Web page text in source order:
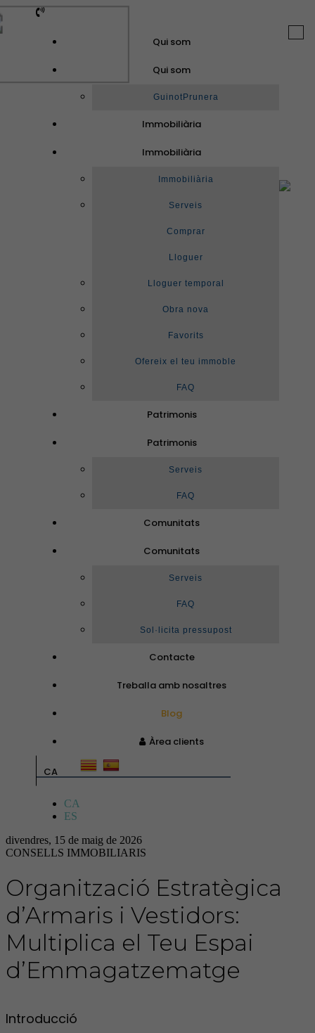
Qui som
Qui som
GuinotPrunera
Immobiliària
Immobiliària
Immobiliària
Serveis
Comprar
Lloguer
Lloguer temporal
Obra nova
Favorits
Ofereix el teu immoble
FAQ
Patrimonis
Patrimonis
Serveis
FAQ
Comunitats
Comunitats
Serveis
FAQ
Sol·licita pressupost
Contacte
Treballa amb nosaltres
Blog
Àrea clients
CA
CA
ES
divendres, 15 de maig de 2026
CONSELLS IMMOBILIARIS
Organització Estratègica
d’Armaris i Vestidors:
Multiplica el Teu Espai
d’Emmagatzematge
Introducció